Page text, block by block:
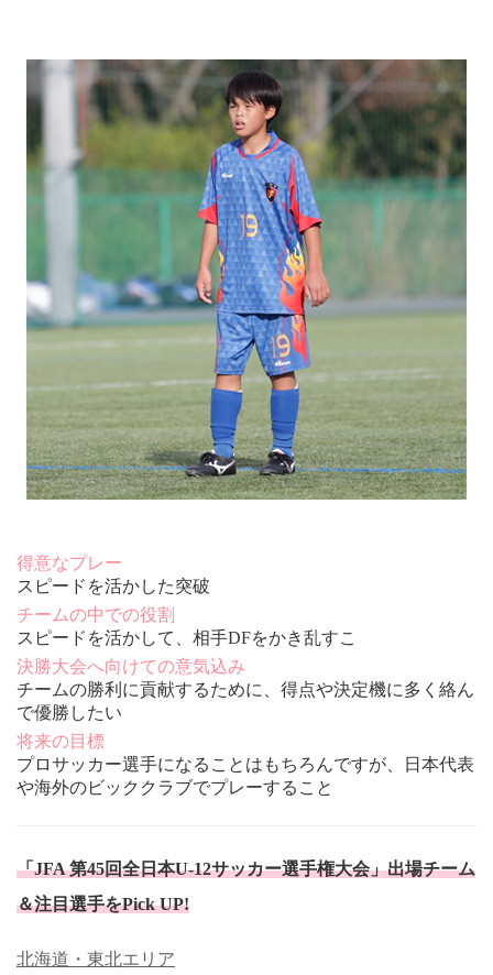
得意なプレー
スピードを活かした突破
チームの中での役割
スピードを活かして、相手DFをかき乱すこ
決勝大会へ向けての意気込み
チームの勝利に貢献するために、得点や決定機に多く絡ん
で優勝したい
将来の目標
プロサッカー選手になることはもちろんですが、日本代表
や海外のビッククラブでプレーすること
「JFA 第45回全日本U-12サッカー選手権大会」出場チーム
＆注目選手をPick UP!
北海道・東北エリア